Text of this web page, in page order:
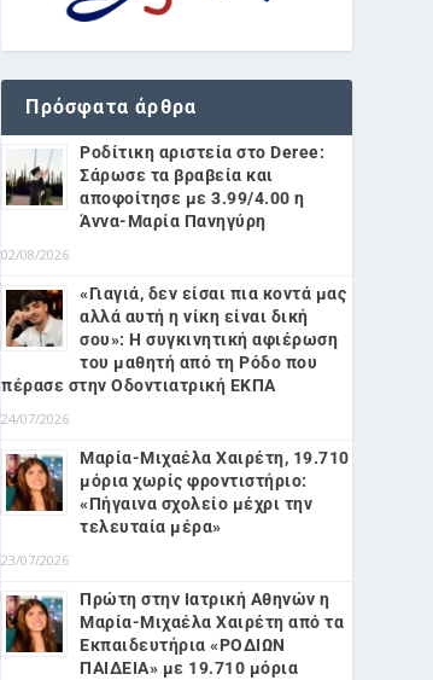
Πρόσφατα άρθρα
Ροδίτικη αριστεία στο Deree:
Σάρωσε τα βραβεία και
αποφοίτησε με 3.99/4.00 η
Άννα-Μαρία Πανηγύρη
02/08/2026
«Γιαγιά, δεν είσαι πια κοντά μας
αλλά αυτή η νίκη είναι δική
σου»: Η συγκινητική αφιέρωση
του μαθητή από τη Ρόδο που
πέρασε στην Οδοντιατρική ΕΚΠΑ
24/07/2026
Μαρία-Μιχαέλα Χαιρέτη, 19.710
μόρια χωρίς φροντιστήριο:
«Πήγαινα σχολείο μέχρι την
τελευταία μέρα»
23/07/2026
Πρώτη στην Ιατρική Αθηνών η
Μαρία-Μιχαέλα Χαιρέτη από τα
Εκπαιδευτήρια «ΡΟΔΙΩΝ
ΠΑΙΔΕΙΑ» με 19.710 μόρια